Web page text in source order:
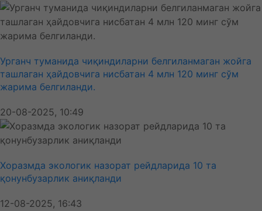
Урганч туманида чиқиндиларни белгиланмаган жойга
ташлаган ҳайдовчига нисбатан 4 млн 120 минг сўм
жарима белгиланди.
20-08-2025, 10:49
Хоразмда экологик назорат рейдларида 10 та
қонунбузарлик аниқланди
12-08-2025, 16:43